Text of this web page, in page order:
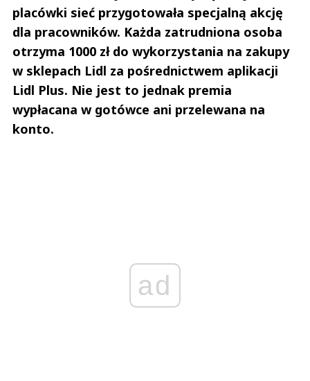
placówki sieć przygotowała specjalną akcję
dla pracowników. Każda zatrudniona osoba
otrzyma 1000 zł do wykorzystania na zakupy
w sklepach Lidl za pośrednictwem aplikacji
Lidl Plus. Nie jest to jednak premia
wypłacana w gotówce ani przelewana na
konto.
ad